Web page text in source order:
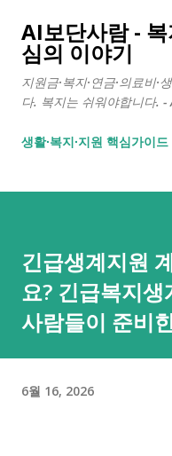
기본
AI보단사람 -
심의 이야기
지원금·복지·연금·의료비·
다. 복지는 쉬워야합니다. -
생활∙복지∙지원 핵심가이드
긴급생계지원
요? 긴급복지
사람들이 준비
6월 16, 2026